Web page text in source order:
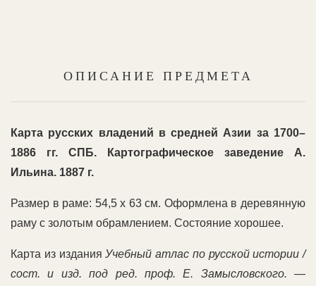
ОПИСАНИЕ ПРЕДМЕТА
Карта русских владений в средней Азии за 1700–
1886 гг. СПБ. Картографическое заведение А.
Ильина. 1887 г.
Размер в раме: 54,5 х 63 см. Оформлена в деревянную
раму с золотым обрамлением. Состояние хорошее.
Карта из издания Учебный атлас по русской истории /
сост. и изд. под ред. проф. Е. Замысловского. —